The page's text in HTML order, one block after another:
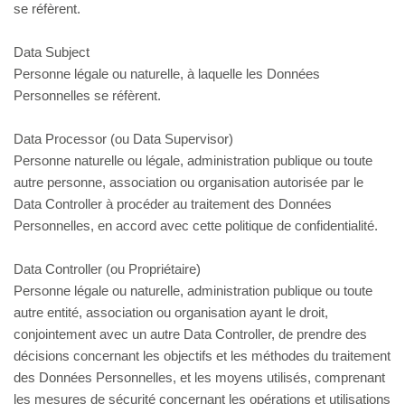
se réfèrent.
Data Subject
Personne légale ou naturelle, à laquelle les Données
Personnelles se réfèrent.
Data Processor (ou Data Supervisor)
Personne naturelle ou légale, administration publique ou toute
autre personne, association ou organisation autorisée par le
Data Controller à procéder au traitement des Données
Personnelles, en accord avec cette politique de confidentialité.
Data Controller (ou Propriétaire)
Personne légale ou naturelle, administration publique ou toute
autre entité, association ou organisation ayant le droit,
conjointement avec un autre Data Controller, de prendre des
décisions concernant les objectifs et les méthodes du traitement
des Données Personnelles, et les moyens utilisés, comprenant
les mesures de sécurité concernant les opérations et utilisations